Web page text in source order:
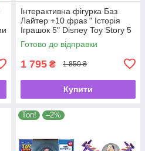
Інтерактивна фігурка Баз
Лайтер +10 фраз " Історія
Іграшок 5" Disney Toy Story 5
Interactables від Mattel 🚀✨
Готово до відправки
1 795 ₴ 1 850 ₴
Купити
Топ! –2%